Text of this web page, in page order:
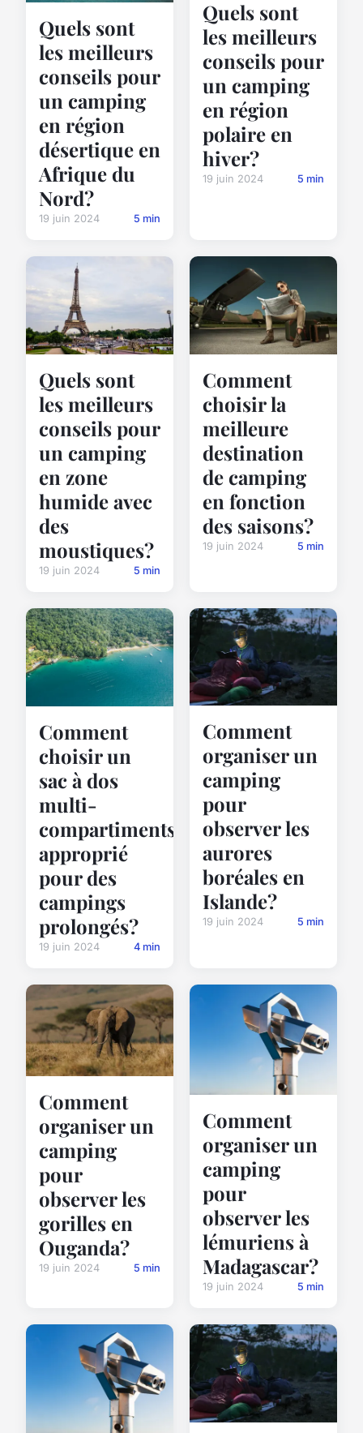
Quels sont
les meilleurs
conseils pour
un camping
en région
désertique en
Afrique du
Nord?
19 juin 2024 5 min
Quels sont
les meilleurs
conseils pour
un camping
en région
polaire en
hiver?
19 juin 2024 5 min
Quels sont
les meilleurs
conseils pour
un camping
en zone
humide avec
des
moustiques?
19 juin 2024 5 min
Comment
choisir la
meilleure
destination
de camping
en fonction
des saisons?
19 juin 2024 5 min
Comment
choisir un
sac à dos
multi-
compartiments
approprié
pour des
campings
prolongés?
19 juin 2024 4 min
Comment
organiser un
camping
pour
observer les
aurores
boréales en
Islande?
19 juin 2024 5 min
Comment
organiser un
camping
pour
observer les
gorilles en
Ouganda?
19 juin 2024 5 min
Comment
organiser un
camping
pour
observer les
lémuriens à
Madagascar?
19 juin 2024 5 min